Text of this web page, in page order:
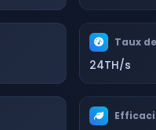
Taux
24TH/s